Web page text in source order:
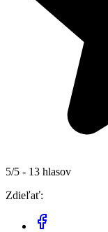
5/5 - 13 hlasov
Zdieľať: